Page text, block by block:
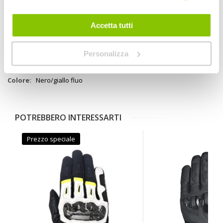
Accetta tutti
Personalizza
Maggiori M2027225
Moto
Nero/giallo fluo
POTREBBERO INTERESSARTI
Prezzo speciale